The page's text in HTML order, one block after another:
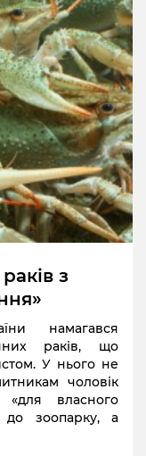
з
намагався
раків, що
У нього не
чоловік
власного
до зоопарку, а